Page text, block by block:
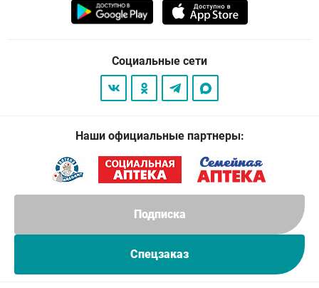
Подписка
Спецзаказ
Социальные сети
Наши официальные партнеры: